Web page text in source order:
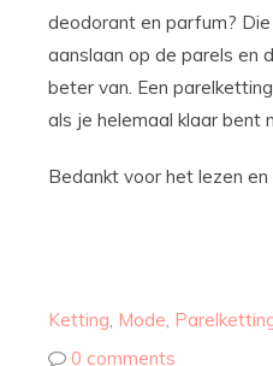
deodorant en parfum?
aanslaan op de parels en
beter van. Een
als je helemaal klaar bent
Bedankt voor het lezen
Ketting, Mode,
0 comments